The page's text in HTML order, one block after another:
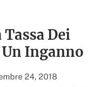
Dei
Inganno
24, 2018